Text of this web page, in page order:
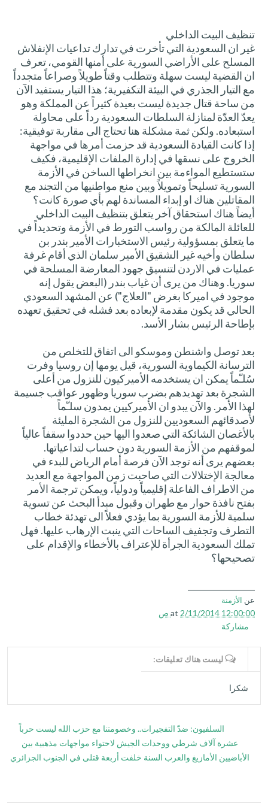
تنظيف البيت الداخلي
غير ان السعودية التي تأخرت في تدارك تداعيات الإنفلاش
المسلح على الأراضي السورية على أمنها القومي، تعرف
ان القضية ليست سهلة وتتطلب وقتاً طويلاً وصراعاً متجدداً
مع التيار الجذري في البيئة التكفيرية؛ هذا التيار يستفيد الآن
من ساحة قتال جديدة ليست بعيدة كثيراً عن المملكة وهو
يعدّ العدّة لمنازلة السلطات السعودية رداً على محاولة
استبعاده. ولكن ثمة مشكلة هنا تحتاج الى مقاربة توفيقية:
إذا كانت القيادة السعودية قد حزمت أمرها في مواجهة
الخروج على نسقها في إدارة الملفات الإقليمية، فكيف
ستستطيع المواءمة بين انخراطها الساخن في الأزمة
السورية تسليحاً وتمويلاً وبين منع مواطنيها من التجند مع
المقاتلين هناك او إبداء المساندة لهم بأي صورة كانت؟
أيضاً هناك استحقاق آخر يتعلق بتنظيف البيت الداخلي
للعائلة المالكة من رواسب التورط في الأزمة وتحديداً في
ما يتعلق بمسؤولية رئيس الاستخبارات الأمير بندر بن
سلطان وأخيه غير الشقيق الأمير سلمان الذي أقام غرفة
عمليات في الاردن لتنسيق جهود المعارضة المسلحة في
سوريا. وهناك من يرى أن غياب بندر (البعض يقول إنه
موجود في اميركا بغرض "العلاج") عن المشهد السعودي
الحالي قد يكون مقدمة لإبعاده بعد فشله في تحقيق تعهده
بإطاحة الرئيس بشار الأسد.
بعد توصل واشنطن وموسكو الى اتفاق للتخلص من
الترسانة الكيماوية السورية، قيل يومها إن روسيا وفرت
سُلـّماً يمكن ان يستخدمه الأميركيون للنزول من أعلى
الشجرة بعد تهديدهم بضرب سوريا وظهور عواقب جسيمة
لهذا الأمر. والآن يبدو ان الأميركيين يمدون سلـّماً
لأصدقائهم السعوديين للنزول من الشجرة المليئة
بالأغصان الشائكة التي صعدوا اليها حين حددوا سقفاً عالياً
لموقفهم من الأزمة السورية دون حساب لتداعياتها.
بعضهم يرى أنه توجد الآن فرصة أمام الرياض للبدء في
معالجة الإختلالات التي صاحبت زمن المواجهة مع العديد
من الاطراف الفاعلة إقليمياً ودولياً، ويمكن ترجمة الأمر
بفتح نافذة حوار مع طهران وقبول مبدأ البحث عن تسوية
سلمية للأزمة السورية بما يؤدي فعلاً الى تهدئة خطاب
التطرف وتجفيف الساحات التي ينبت الإرهاب عليها. فهل
تملك السعودية الجرأة للإعتراف بالأخطاء والإقدام على
تصحيحها؟
عن الأزمنة
at 2/11/2014 12:00:00 ص
مشاركة
ليست هناك تعليقات:
WRITE COMMENTS
شكرا
السلفيون: ضدّ التفجيرات.. وخصومتنا مع حزب الله ليست حرباً
عشرة آلاف شرطي ووحدات الجيش لاحتواء مواجهات مذهبية بين
الأباضيين الأمازيغ والعرب السنة خلفت أربعة قتلى في الجنوب الجزائري